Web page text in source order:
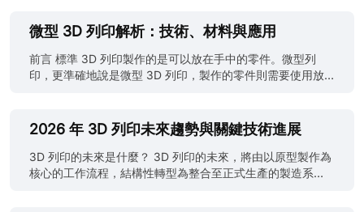
項。如果想進一步了解這些技術，可參閱 FDM、SLS 與 SLA
比較。PolyJet 不同於擠出塑膠線材或熔融粉末床的其他增材
製程，其運作方式更像高階 2D 噴墨列印機，只是使用可經
UV 固化的光聚合物。 列印頭會將微小的液態樹脂液滴噴射
達 16 微米，使零件具備良好的尺寸穩定性，而且剛離開成形
平台時，表面觸感已幾乎完全平滑。 對工程師而言，PolyJet
的真正價值在於高度逼真的外觀表現。它是少數能製作出在
視覺上幾乎與射出成型成品無法區分的 3D 列印原型技術之
微型 3D 列印解析：技術、材料與應用
前言 標準 3D 列印製作的是可以放在手中的零件。微型列
印，更準確地說是微型 3D 列印，製作的零件則需要使用放
以微米計算的微型光學鏡片。這些並不是標準 FDM 零件的縮
小版本，而是一種完全不同的製造類別，需要使用不同技
術、不同材料，以及重新理解「精度」的真正含義。 本指南
將說明微型 3D 列印的實際定義、目前能夠可靠製作的最小
2026 年 3D 列印未來趨勢與關鍵技術進展
3D 列印的未來是什麼？ 3D 列印的未來，將由以原型製作為
核心的工作流程，結構性轉型為整合至正式生產的製造系